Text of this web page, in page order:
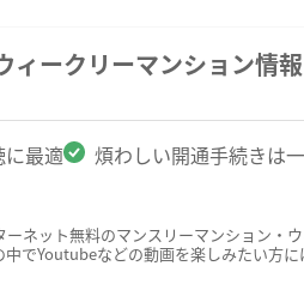
ィークリーマンション情報
に最適 煩わしい開通手続きは
ネット無料のマンスリーマンション・
でYoutubeなどの動画を楽しみたい方